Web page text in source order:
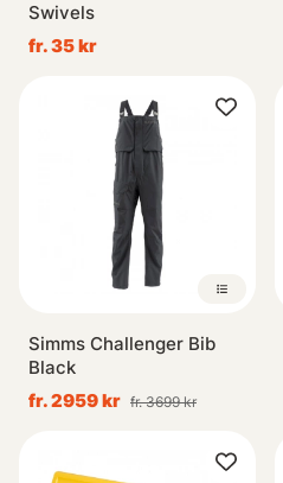
Swivels
fr. 35 kr
Simms Challenger Bib
Black
fr. 2959 kr fr. 3699 kr